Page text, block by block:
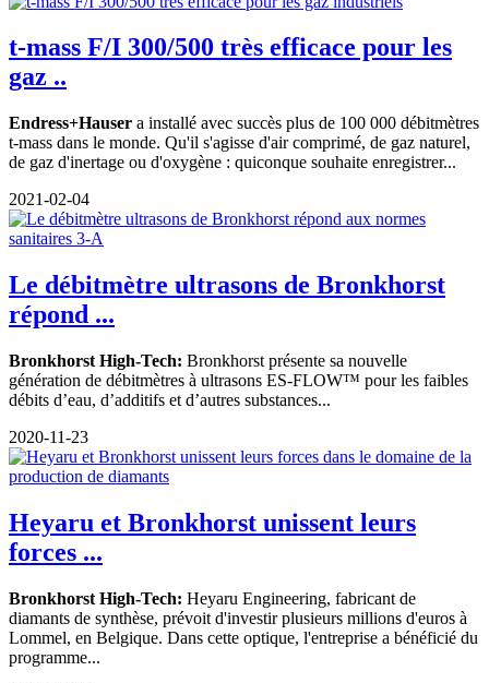
t-mass F/I 300/500 très efficace pour les
gaz ..
Endress+Hauser a installé avec succès plus de 100 000 débitmètres
t-mass dans le monde. Qu'il s'agisse d'air comprimé, de gaz naturel,
de gaz d'inertage ou d'oxygène : quiconque souhaite enregistrer...
2021-02-04
Le débitmètre ultrasons de Bronkhorst
répond ...
Bronkhorst High-Tech: Bronkhorst présente sa nouvelle
génération de débitmètres à ultrasons ES-FLOW™ pour les faibles
débits d’eau, d’additifs et d’autres substances...
2020-11-23
Heyaru et Bronkhorst unissent leurs
forces ...
Bronkhorst High-Tech: Heyaru Engineering, fabricant de
diamants de synthèse, prévoit d'investir plusieurs millions d'euros à
Lommel, en Belgique. Dans cette optique, l'entreprise a bénéficié du
programme...